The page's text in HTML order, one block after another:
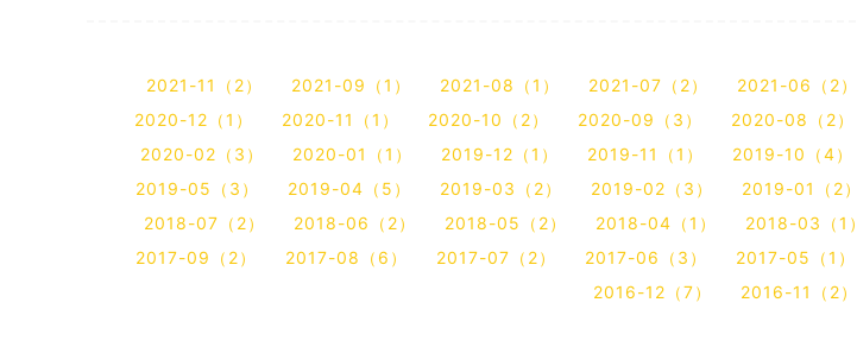
2021-11（2） 2021-09（1） 2021-08（1） 2021-07（2） 2021-06（2）
2020-12（1）
2020-11（1） 2020-10（2） 2020-09（3） 2020-08（2）
2020-02（3）
2020-01（1） 2019-12（1） 2019-11（1） 2019-10（4）
2019-05（3）
2019-04（5） 2019-03（2） 2019-02（3） 2019-01（2）
2018-07（2）
2018-06（2） 2018-05（2） 2018-04（1） 2018-03（1）
2017-09（2）
2017-08（6） 2017-07（2） 2017-06（3） 2017-05（1）
2016-12（7）
2016-11（2）